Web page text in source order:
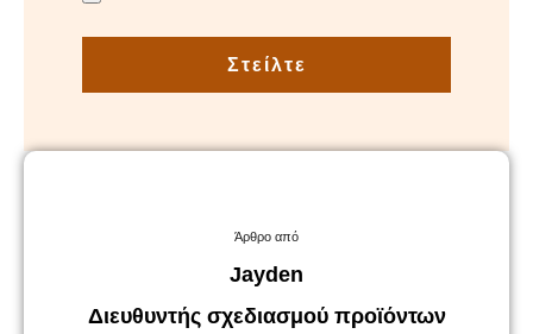
Στείλτε
Άρθρο από
Jayden
Διευθυντής σχεδιασμού προϊόντων